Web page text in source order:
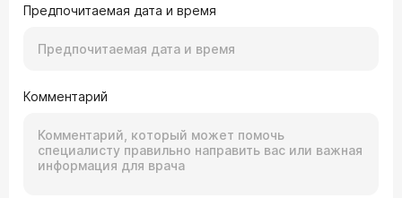
Предпочитаемая дата и время
Комментарий